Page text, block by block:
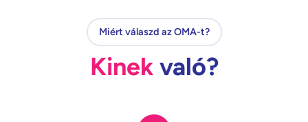
Miért válaszd az OMA-t?
Kinekvaló?